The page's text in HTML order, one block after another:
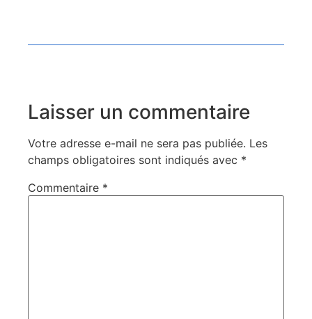
Laisser un commentaire
Votre adresse e-mail ne sera pas publiée. Les
champs obligatoires sont indiqués avec *
Commentaire *